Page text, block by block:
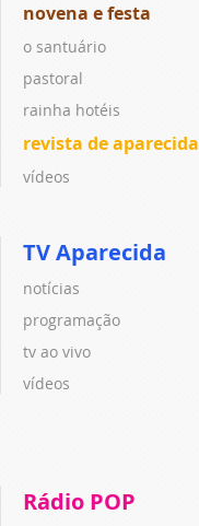
novena e festa
o santuário
pastoral
rainha hotéis
revista de aparecida
vídeos
TV Aparecida
notícias
programação
tv ao vivo
vídeos
Rádio POP